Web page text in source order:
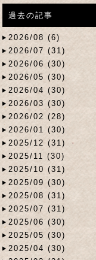
過去の記事
2026/08 (6)
2026/07 (31)
2026/06 (30)
2026/05 (30)
2026/04 (30)
2026/03 (30)
2026/02 (28)
2026/01 (30)
2025/12 (31)
2025/11 (30)
2025/10 (31)
2025/09 (30)
2025/08 (31)
2025/07 (31)
2025/06 (30)
2025/05 (30)
2025/04 (30)